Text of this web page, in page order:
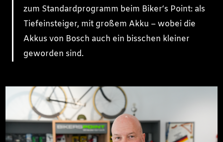
zum Standardprogramm beim Biker‘s Point: als
Tiefeinsteiger, mit großem Akku – wobei die
Akkus von Bosch auch ein bisschen kleiner
geworden sind.